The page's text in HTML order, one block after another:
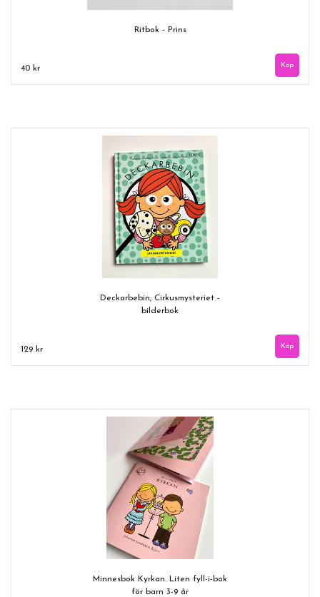
Ritbok - Prins
40 kr
Deckarbebin; Cirkusmysteriet -
bilderbok
129 kr
Minnesbok Kyrkan. Liten fyll-i-bok
för barn 3-9 år